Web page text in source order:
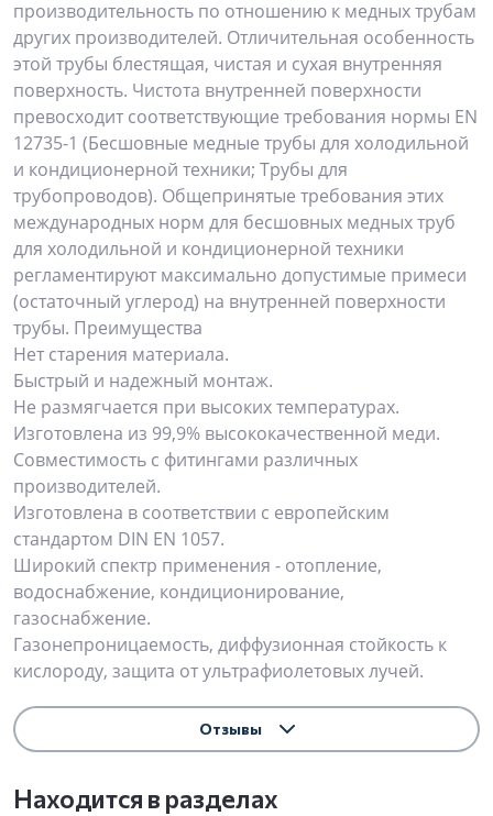
производительность по отношению к медных трубам
других производителей. Отличительная особенность
этой трубы блестящая, чистая и сухая внутренняя
поверхность. Чистота внутренней поверхности
превосходит соответствующие требования нормы EN
12735-1 (Бесшовные медные трубы для холодильной
и кондиционерной техники; Трубы для
трубопроводов). Общепринятые требования этих
международных норм для бесшовных медных труб
для холодильной и кондиционерной техники
регламентируют максимально допустимые примеси
(остаточный углерод) на внутренней поверхности
трубы. Преимущества
Нет старения материала.
Быстрый и надежный монтаж.
Не размягчается при высоких температурах.
Изготовлена из 99,9% высококачественной меди.
Совместимость с фитингами различных
производителей.
Изготовлена в соответствии с европейским
стандартом DIN EN 1057.
Широкий спектр применения - отопление,
водоснабжение, кондиционирование,
газоснабжение.
Газонепроницаемость, диффузионная стойкость к
кислороду, защита от ультрафиолетовых лучей.
Отзывы
Находится в разделах